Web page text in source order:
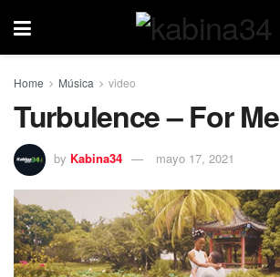
Home Música video
Turbulence – For Me
by Kabina34 mayo 17, 2021